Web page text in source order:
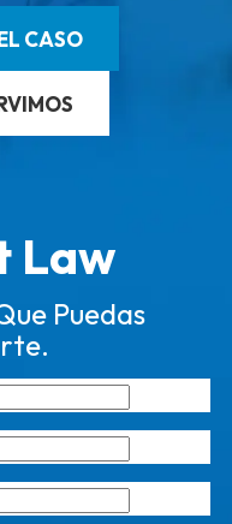
CASO
Law
Puedas